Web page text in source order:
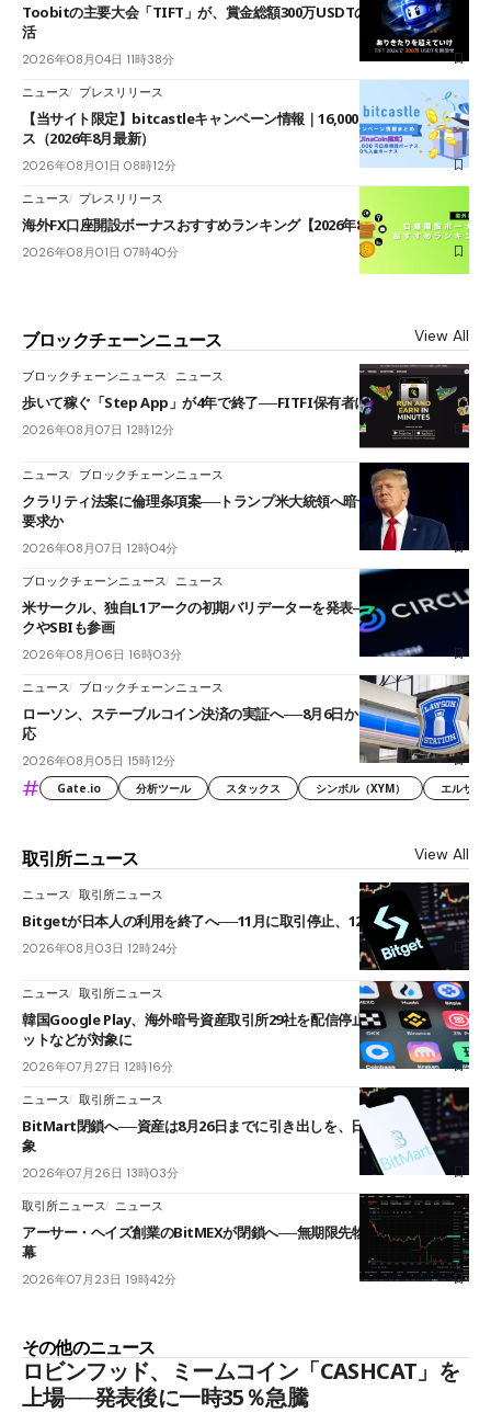
Toobitの主要大会「TIFT」が、賞金総額300万USDTのレースとして復
活
2026年08月04日 11時38分
ニュース プレスリリース
【当サイト限定】bitcastleキャンペーン情報｜16,000円口座開設ボーナ
ス（2026年8月最新）
2026年08月01日 08時12分
ニュース プレスリリース
海外FX口座開設ボーナスおすすめランキング【2026年8月最新】
2026年08月01日 07時40分
ブロックチェーンニュース View All
ブロックチェーンニュース ニュース
歩いて稼ぐ「Step App」が4年で終了──FITFI保有者に対応呼びかけ
2026年08月07日 12時12分
ニュース ブロックチェーンニュース
クラリティ法案に倫理条項案──トランプ米大統領へ暗号資産事業の売却
要求か
2026年08月07日 12時04分
ブロックチェーンニュース ニュース
米サークル、独自L1アークの初期バリデーターを発表――ブラックロッ
クやSBIも参画
2026年08月06日 16時03分
ニュース ブロックチェーンニュース
ローソン、ステーブルコイン決済の実証へ──8月6日からJPYCやUSDC対
応
2026年08月05日 15時12分
# Gate.io 分析ツール スタックス シンボル（XYM） エルサル
取引所ニュース View All
ニュース 取引所ニュース
Bitgetが日本人の利用を終了へ──11月に取引停止、12月末に強制決済
2026年08月03日 12時24分
ニュース 取引所ニュース
韓国Google Play、海外暗号資産取引所29社を配信停止──OKXやバイビ
ットなどが対象に
2026年07月27日 12時16分
ニュース 取引所ニュース
BitMart閉鎖へ──資産は8月26日までに引き出しを、日本人利用者も対
象
2026年07月26日 13時03分
取引所ニュース ニュース
アーサー・ヘイズ創業のBitMEXが閉鎖へ──無期限先物を生んだ11年に
幕
2026年07月23日 19時42分
その他のニュース
ロビンフッド、ミームコイン「CASHCAT」を
上場──発表後に一時35％急騰